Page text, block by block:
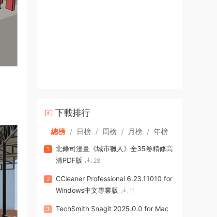
下載排行
總榜 / 日榜 / 周榜 / 月榜 / 年榜
1
北條司漫畫《城市獵人》全35卷精修高
清PDF版
28
2
CCleaner Professional 6.23.11010 for
Windows中文專業版
11
3
TechSmith Snagit 2025.0.0 for Mac